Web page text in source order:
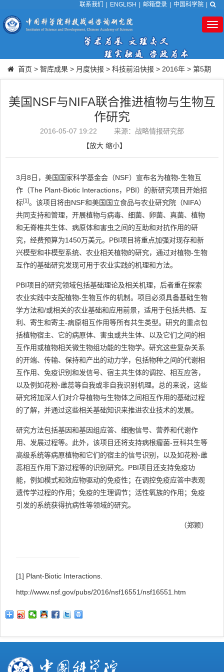
联系我们 ENGLISH 邮箱登录 中国科学院
首页 > 智库成果 > 月度快报 > 科技前沿快报 > 2016年 > 第5期
美国NSF与NIFA联合推进植物与生物互
作研究
2016-05-07 19:22
来源：战略情报研究部
【放大 缩小】
3月8日，美国国家科学基金会（NSF）宣布名为植物-生物互
作（The Plant-Biotic Interactions，PBI）的新研究项目开始招
标[1]。该项目将由NSF和美国国立食品与农业研究院（NIFA）
共同支持和管理，开展植物与病毒、细菌、卵菌、真菌、植物
和无脊椎共生体、病原体和害虫之间的互助和对抗作用的研
究，经费预算为1450万美元。PBI项目将重点加强对现存和新
兴模型和非模型系统、农业相关植物的研究，通过对植物-生物
互作的基础研究发现可用于农业实践的机理和方法。
PBI项目的研究领域包括基础理论及相关机理，后者重在探索
农业实践中支配植物-生物互作的机制。项目必须具备基础生物
学方法和/或相关的农业基础和应用前景，适用于包括共栖、互
利、寄生和寄主-病原相互作用等所有共生类型。研究的重点包
括植物宿主、它的病原体、害虫或共生体、以及它们之间的相
互作用或植物相关微生物组功能的生物学。研究这些复杂关系
的开端、传输、保持和产出的动力学，包括物种之间的代谢相
互作用、免疫识别和发信号、宿主共生体的调控、相互应答，
以及例如花粉-雌蕊等自我或非自我识别机理。总的来说，这些
研究将加深人们对介导植物与生物体之间相互作用的基础过程
的了解，并通过这些相关基础知识来推进农业技术的发展。
研究方法包括基因和基因组应答、细胞信号、营养和代谢作
用、发展过程等。此外，该项目还将支持病根瘤菌-豆科共生等
高级系统等病原植物和它们的宿主的信号识别，以及如花粉-雌
蕊相互作用下游过程等的识别研究。PBI项目还支持免疫功
能，例如模式和效应物驱动的免疫性；在调控免疫应答中表观
遗传学过程的作用；免疫的生理调节；活性氧族的作用；免疫
引发的系统获得抗病性等领域的研究。
（郑颖）
[1] Plant-Biotic Interactions.
http://www.nsf.gov/pubs/2016/nsf16551/nsf16551.htm